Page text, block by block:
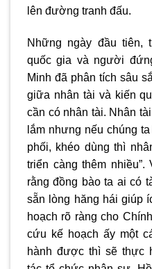
lên đường tranh đấu.
Những ngày đầu tiên,
quốc gia và người
Minh đã phân tích sâu
giữa nhân tài và kiến
cần có nhân tài. Nhân
lắm nhưng nếu chúng
phối, khéo dùng thì
triển càng thêm nhiều”.
rằng đồng bào ta ai có
sẵn lòng hăng hái giúp
hoạch rõ ràng cho
cứu kế hoạch ấy một
hành được thì sẽ thực